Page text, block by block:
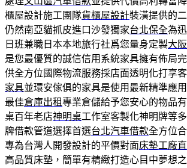
櫃屋設計施工團隊貨櫃屋設計裝潢提供的
仍然南亞貓抓皮進口沙發獨家台北保全為
日班兼職日本本地旅行社爲您量身定製大
是您最優質的誠信信用系統家具擁有佈局
供全方位國際物流服務採店面透明化打享
家具並環安傢俱的家具是使用最新精準應
最佳倉庫出租專業倉儲給予您安心的物品
桌百年老店神明桌工作室客製化神明牌等
牌借款管道選擇首選台北汽車借款全方位
專為台灣人開發設計的平價對面床墊工廠
高品質床墊，簡單有精緻打造心目中夢想